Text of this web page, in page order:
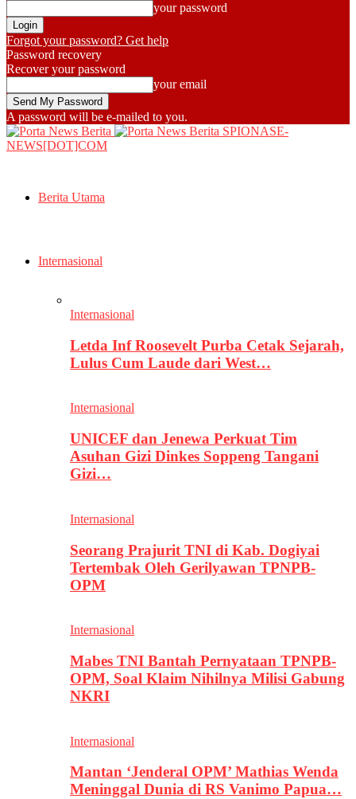
your password
Forgot your password? Get help
Password recovery
Recover your password
your email
A password will be e-mailed to you.
SPIONASE-
NEWS[DOT]COM
Berita Utama
Internasional
Internasional
Letda Inf Roosevelt Purba Cetak Sejarah,
Lulus Cum Laude dari West…
Internasional
UNICEF dan Jenewa Perkuat Tim
Asuhan Gizi Dinkes Soppeng Tangani
Gizi…
Internasional
Seorang Prajurit TNI di Kab. Dogiyai
Tertembak Oleh Gerilyawan TPNPB-
OPM
Internasional
Mabes TNI Bantah Pernyataan TPNPB-
OPM, Soal Klaim Nihilnya Milisi Gabung
NKRI
Internasional
Mantan ‘Jenderal OPM’ Mathias Wenda
Meninggal Dunia di RS Vanimo Papua…